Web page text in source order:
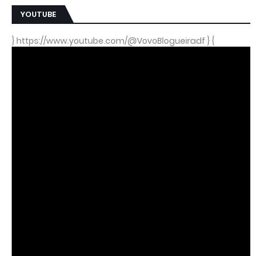
YOUTUBE
} https://www.youtube.com/@VovoBlogueiradf } {